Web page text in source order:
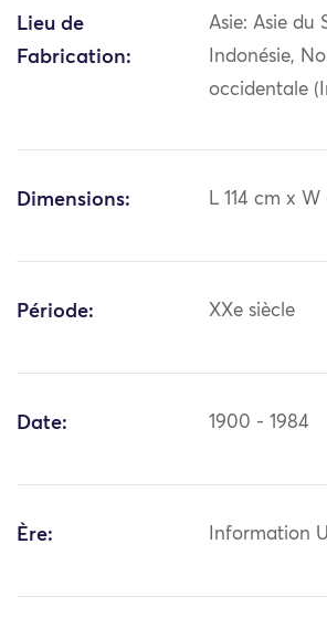
Lieu de
Fabrication:
Asie: Asie du
Indonésie,
occidentale
Dimensions: L 114 cm x
Période: XXe siècle
Date: 1900 - 1984
Ère: Information